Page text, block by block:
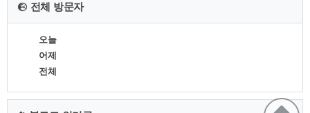
전체 방문자
오늘
어제
전체